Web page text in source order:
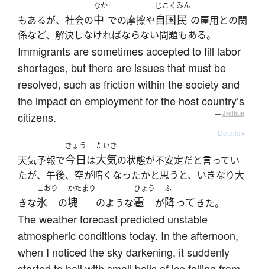
もあるが、社会の
なか
中 での摩擦や
じこくみん
自国民 の雇用との関
係など、解決しなければならない問題もある。
Immigrants are sometimes accepted to fill labor
shortages, but there are issues that must be
resolved, such as friction within the society and
the impact on employment for the host country’s
citizens.
— Jreibun
Details ▸
天気予報で
きょう
今日は
たいき
大気の状態が不安定だと言ってい
たが、午後、空が暗くなったかと思うと、いきなり大
きな
こおり
氷 の
かたまり
塊 のような
ひょう
雹 が
ふ
降ってきた。
The weather forecast predicted unstable
atmospheric conditions today. In the afternoon,
when I noticed the sky darkening, it suddenly